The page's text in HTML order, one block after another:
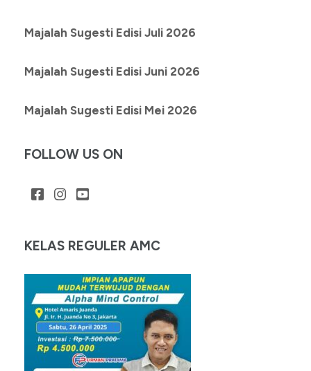
Majalah Sugesti Edisi Juli 2026
Majalah Sugesti Edisi Juni 2026
Majalah Sugesti Edisi Mei 2026
FOLLOW US ON
KELAS REGULER AMC